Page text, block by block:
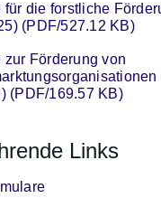
für die forstliche
(PDF/527.12 KB)
einem neuen Fenster
zur Förderung von
(PDF/169.57 KB)
einem neuen Fenster
Links
einem neuen Fenster